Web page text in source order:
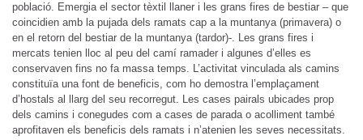
població. Emergia el sector tèxtil llaner i les grans fires de bestiar – que
coincidien amb la pujada dels ramats cap a la muntanya (primavera) o
en el retorn del bestiar de la muntanya (tardor)-. Les grans fires i
mercats tenien lloc al peu del camí ramader i algunes d’elles es
conservaven fins no fa massa temps. L’activitat vinculada als camins
constituïa una font de beneficis, com ho demostra l’emplaçament
d’hostals al llarg del seu recorregut. Les cases pairals ubicades prop
dels camins i conegudes com a cases de parada o acolliment també
aprofitaven els beneficis dels ramats i n’atenien les seves necessitats.